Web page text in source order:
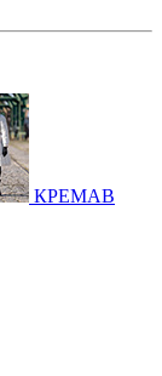
КРЕМАВ